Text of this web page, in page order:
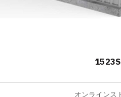
オンラインス